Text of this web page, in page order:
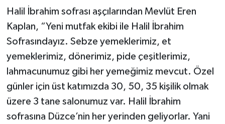
Halil İbrahim sofrası aşçılarından Mevlüt Eren
Kaplan, “Yeni mutfak ekibi ile Halil İbrahim
Sofrasındayız. Sebze yemeklerimiz, et
yemeklerimiz, dönerimiz, pide çeşitlerimiz,
lahmacunumuz gibi her yemeğimiz mevcut. Özel
günler için üst katımızda 30, 50, 35 kişilik olmak
üzere 3 tane salonumuz var. Halil İbrahim
sofrasına Düzce’nin her yerinden geliyorlar. Yani